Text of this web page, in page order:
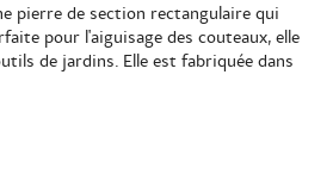
pierre de section rectangulaire qui
pour l'aiguisage des couteaux, elle
de jardins. Elle est fabriquée dans